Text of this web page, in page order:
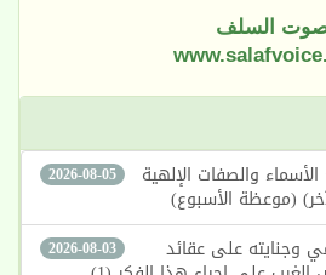
السلف
2026-08-05 الأسماء والصفات الإلهية
2026-08-03 وجنايته على عقائد